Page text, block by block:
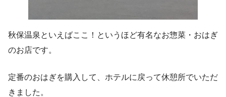
秋保温泉といえばここ！というほど有名なお惣菜・おはぎ
のお店です。
定番のおはぎを購入して、ホテルに戻って休憩所でいただ
きました。